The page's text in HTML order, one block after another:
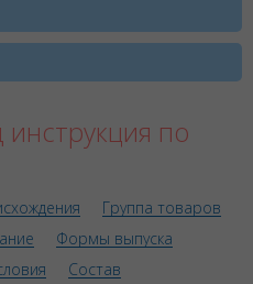
по
Группа товаров
Формы выпуска
Состав